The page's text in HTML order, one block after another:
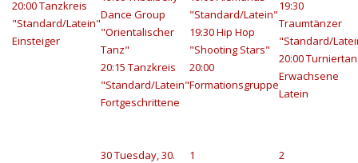
20:00 Tanzkreis
"Standard/Latein"
Einsteiger
Dance Group
"Orientalischer
Tanz"
20:15 Tanzkreis
"Standard/Latein"
Fortgeschrittene
"Standard/Latein"
19:30 Hip Hop
"Shooting Stars"
20:00
Formationsgruppe
19:30
Traumtänzer
"Standard/
20:00
Erwachsene
Latein
30Tuesday, 30.
1 2